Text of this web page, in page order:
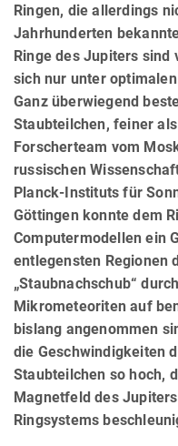
Ringen, die allerdings
Jahrhunderten
Ringe des Jupiters sind
sich nur unter
Ganz überwiegend
Staubteilchen, feiner
Forscherteam vom
russischen
Planck-Instituts für
Göttingen konnte dem
Computermodellen ein
entlegensten Regionen
„Staubnachschub“
Mikrometeoriten auf
bislang angenommen
die Geschwindigkeiten
Staubteilchen so hoch,
Magnetfeld des
Ringsystems